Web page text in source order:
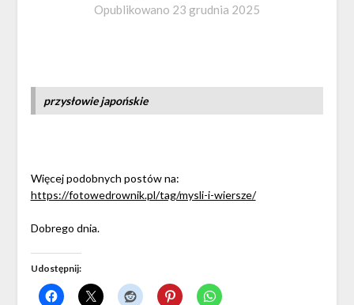
Opublikowano 23 grudnia 2025
przysłowie japońskie
Więcej podobnych postów na:
https://fotowedrownik.pl/tag/mysli-i-wiersze/
Dobrego dnia.
Udostępnij: